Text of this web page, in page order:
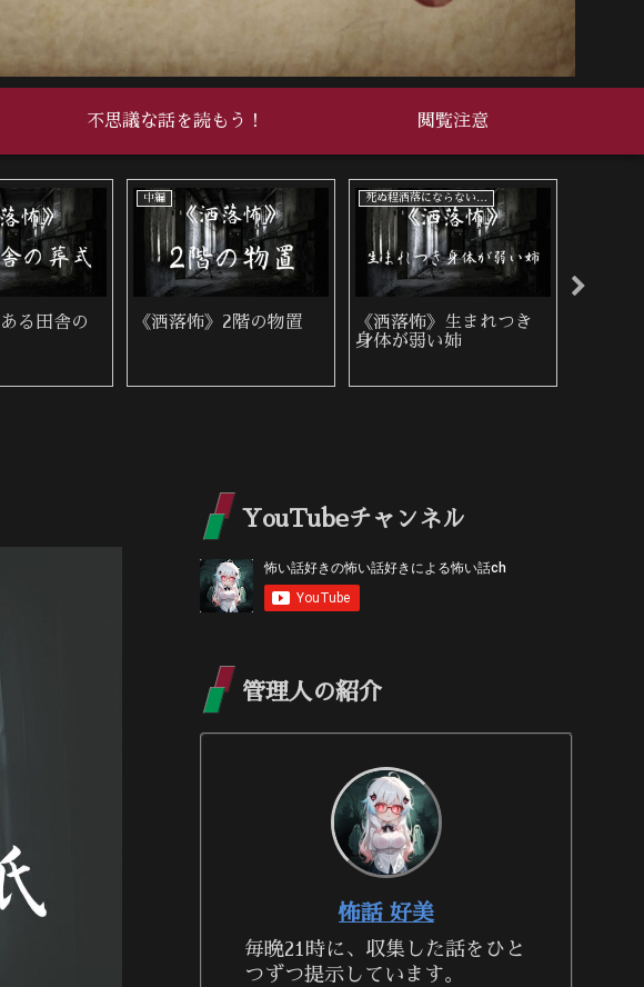
不思議な話を読もう！ 閲覧注意
死ぬ程洒落にならない怖い話
所の墓地
死ぬ程洒落にならない怖い話
《洒落怖》配水管の点
死ぬ程洒落にならない怖い話
《洒落怖》繰り返す家
族
YouTubeチャンネル
管理人の紹介
怖話 好美
毎晩21時に、収集した話をひと
つずつ提示しています。